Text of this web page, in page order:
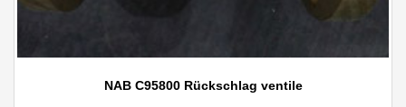
NAB C95800 Rückschlag ventile